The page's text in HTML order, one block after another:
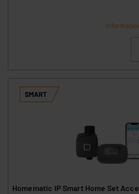
Homematic IP Smart Home Set